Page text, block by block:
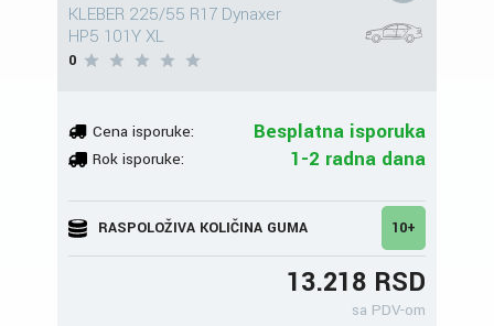
KLEBER 225/55 R17 Dynaxer
HP5 101Y XL
0
Cena isporuke: Besplatna isporuka
Rok isporuke: 1-2 radna dana
RASPOLOŽIVA KOLIČINA GUMA 10+
13.218 RSD
sa PDV-om